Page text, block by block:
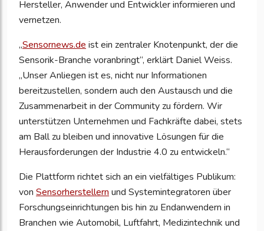
Hersteller, Anwender und Entwickler informieren und
vernetzen.
„Sensornews.de ist ein zentraler Knotenpunkt, der die
Sensorik-Branche voranbringt“, erklärt Daniel Weiss.
„Unser Anliegen ist es, nicht nur Informationen
bereitzustellen, sondern auch den Austausch und die
Zusammenarbeit in der Community zu fördern. Wir
unterstützen Unternehmen und Fachkräfte dabei, stets
am Ball zu bleiben und innovative Lösungen für die
Herausforderungen der Industrie 4.0 zu entwickeln.“
Die Plattform richtet sich an ein vielfältiges Publikum:
von Sensorherstellern und Systemintegratoren über
Forschungseinrichtungen bis hin zu Endanwendern in
Branchen wie Automobil, Luftfahrt, Medizintechnik und